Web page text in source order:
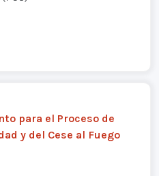
para el Proceso de
y del Cese al Fuego